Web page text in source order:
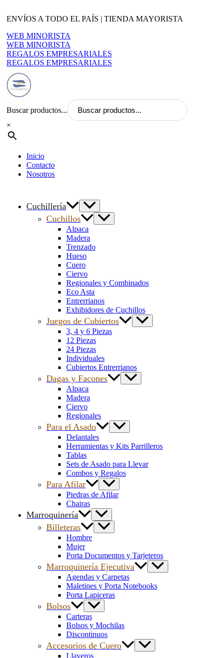
al
ENVÍOS A TODO EL PAÍS | TIENDA MAYORISTA
WEB MINORISTA
WEB MINORISTA
REGALOS EMPRESARIALES
REGALOS EMPRESARIALES
Buscar productos...
×
Inicio
Contacto
Nosotros
Cuchillería
Cuchillos
Alpaca
Madera
Trenzado
Hueso
Cuero
Ciervo
Regionales y Combinados
Eco Asta
Entrerrianos
Exhibidores de Cuchillos
Juegos de Cubiertos
3, 4 y 6 Piezas
12 Piezas
24 Piezas
Individuales
Cubiertos Entrerrianos
Dagas y Facones
Alpaca
Madera
Ciervo
Regionales
Para el Asado
Delantales
Herramientas y Kits Parrilleros
Tablas
Sets de Asado para Llevar
Combos y Regalos
Para Afilar
Piedras de Afilar
Chairas
Marroquinería
Billeteras
Hombre
Mujer
Porta Documentos y Tarjeteros
Marroquinería Ejecutiva
Agendas y Carpetas
Maletines y Porta Notebooks
Porta Lapiceras
Bolsos
Carteras
Bolsos y Mochilas
Discontinuos
Accesorios de Cuero
Llaveros